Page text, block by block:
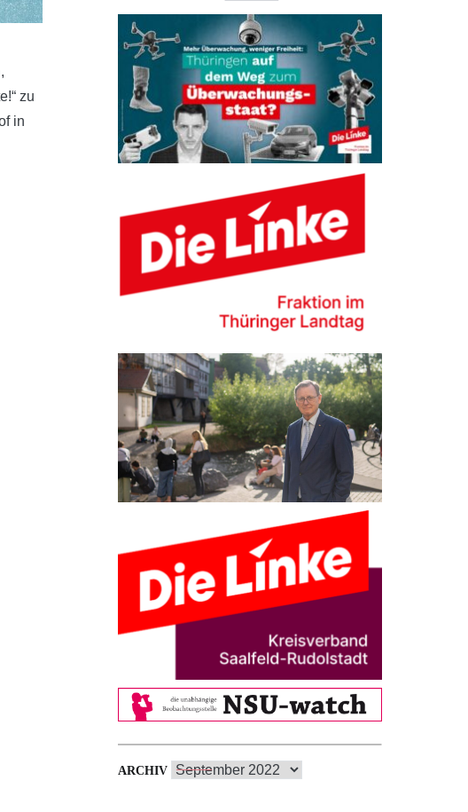
zu
in
ARCHIV Archiv